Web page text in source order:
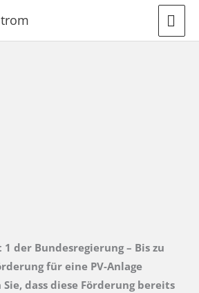
1 der Bundesregierung – Bis zu
für eine PV-Anlage
dass diese Förderung bereits